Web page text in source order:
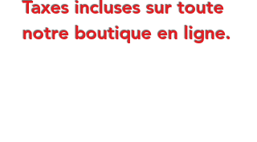
Taxes incluses sur toute
notre boutique en ligne.